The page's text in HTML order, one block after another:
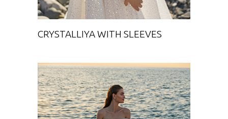
CRYSTALLIYA WITH SLEEVES